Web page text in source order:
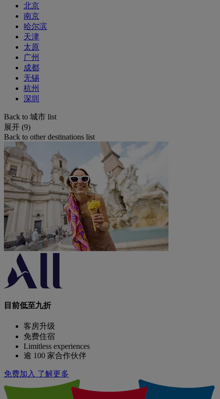
北京
南京
哈尔滨
天津
太原
广州
成都
无锡
杭州
深圳
Back to 城市 list
展开 (9)
Back to other destinations list
目前低至九折
客房升级
免费住宿
Limitless experiences
逾 100 家合作伙伴
免费加入 了解更多